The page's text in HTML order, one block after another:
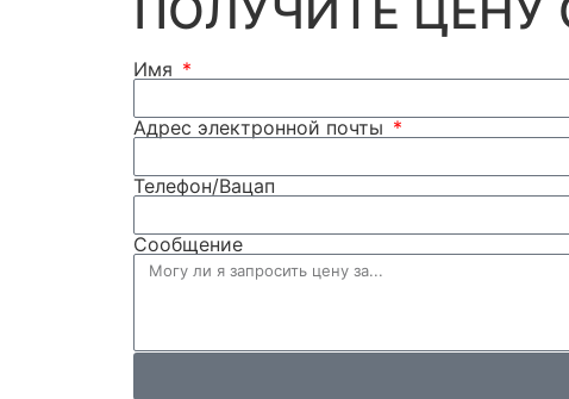
Имя
Адрес электронной почты
Телефон/Вацап
Сообщение